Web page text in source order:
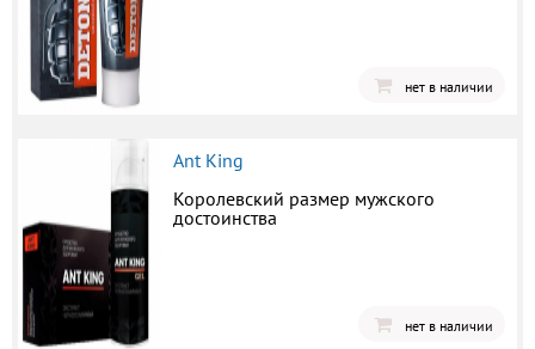
нет в наличии
Ant King
Королевский размер мужского
достоинства
нет в наличии